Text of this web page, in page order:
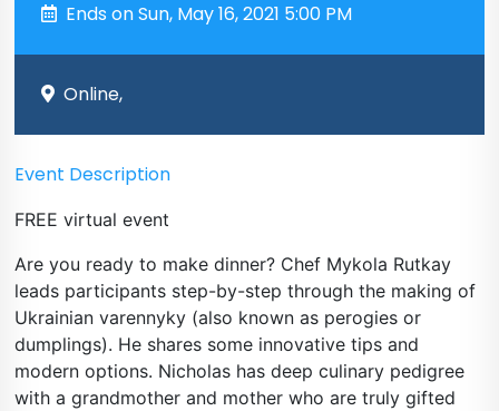
Ends on Sun, May 16, 2021 5:00 PM
Online,
Event Description
FREE virtual event
Are you ready to make dinner? Chef Mykola Rutkay
leads participants step-by-step through the making of
Ukrainian varennyky (also known as perogies or
dumplings). He shares some innovative tips and
modern options. Nicholas has deep culinary pedigree
with a grandmother and mother who are truly gifted